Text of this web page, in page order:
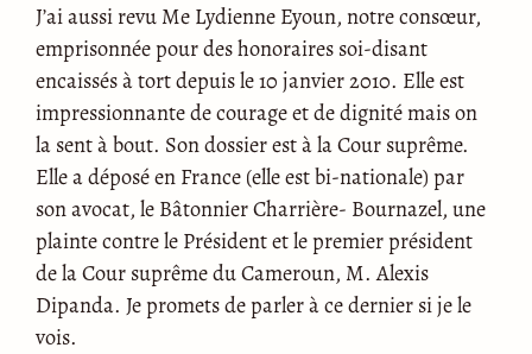
J’ai aussi revu Me Lydienne Eyoun, notre consœur,
emprisonnée pour des honoraires soi-disant
encaissés à tort depuis le 10 janvier 2010. Elle est
impressionnante de courage et de dignité mais on
la sent à bout. Son dossier est à la Cour suprême.
Elle a déposé en France (elle est bi-nationale) par
son avocat, le Bâtonnier Charrière- Bournazel, une
plainte contre le Président et le premier président
de la Cour suprême du Cameroun, M. Alexis
Dipanda. Je promets de parler à ce dernier si je le
vois.